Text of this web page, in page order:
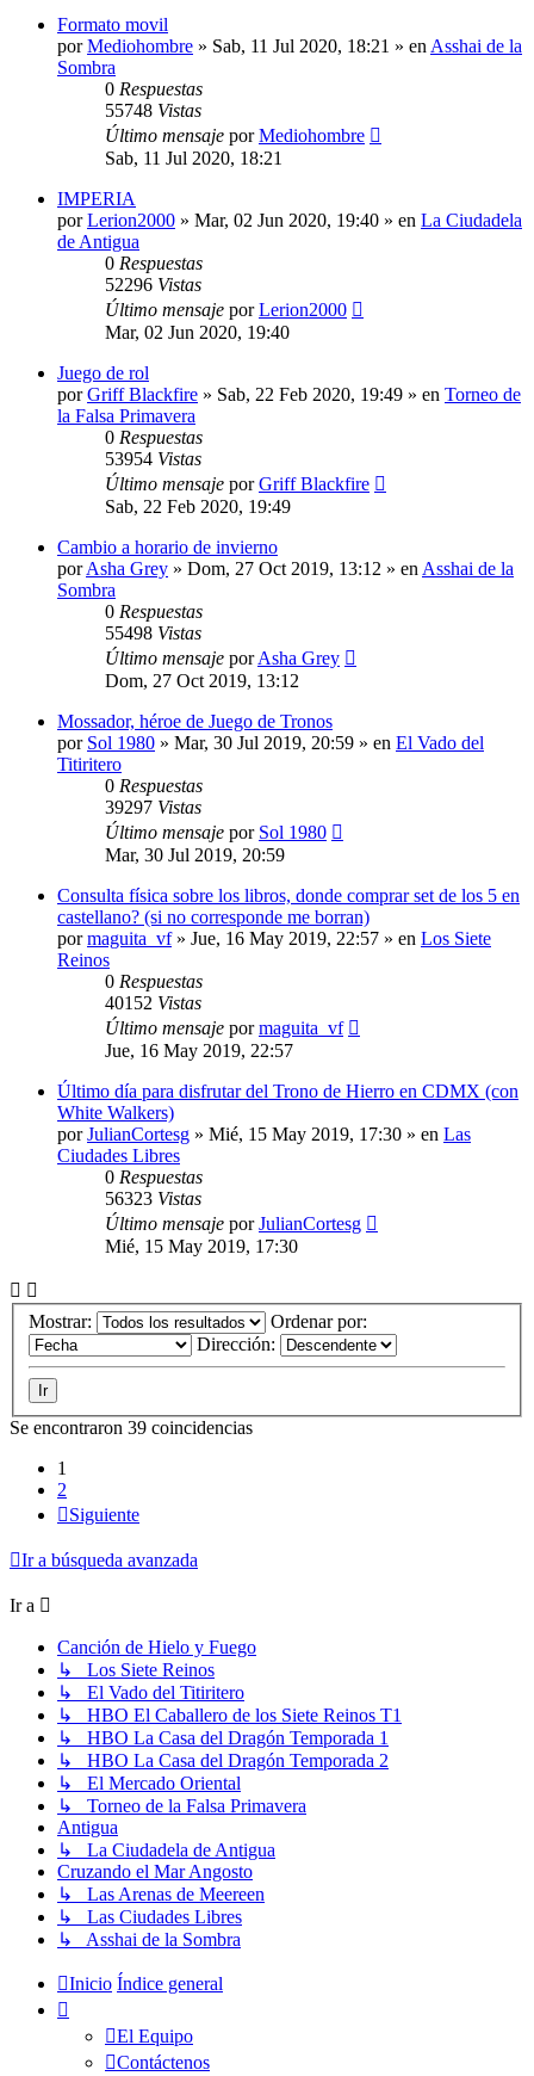
Formato movil
porMediohombre » Sab, 11 Jul 2020, 18:21 » en Asshai de la
Sombra
0 Respuestas
55748 Vistas
Último mensaje porMediohombre
Sab, 11 Jul 2020, 18:21
IMPERIA
porLerion2000 » Mar, 02 Jun 2020, 19:40 » en La Ciudadela
de Antigua
0 Respuestas
52296 Vistas
Último mensaje porLerion2000
Mar, 02 Jun 2020, 19:40
Juego de rol
porGriff Blackfire » Sab, 22 Feb 2020, 19:49 » en Torneo de
la Falsa Primavera
0 Respuestas
53954 Vistas
Último mensaje porGriff Blackfire
Sab, 22 Feb 2020, 19:49
Cambio a horario de invierno
porAsha Grey » Dom, 27 Oct 2019, 13:12 » en Asshai de la
Sombra
0 Respuestas
55498 Vistas
Último mensaje porAsha Grey
Dom, 27 Oct 2019, 13:12
Mossador, héroe de Juego de Tronos
por Sol 1980 » Mar, 30 Jul 2019, 20:59 » en El Vado del
Titiritero
0 Respuestas
39297 Vistas
Último mensaje por Sol 1980
Mar, 30 Jul 2019, 20:59
Consulta física sobre los libros, donde comprar set de los 5 en
castellano? (si no corresponde me borran)
pormaguita_vf» Jue, 16 May 2019, 22:57 » en Los Siete
Reinos
0 Respuestas
40152 Vistas
Último mensaje pormaguita_vf
Jue, 16 May 2019, 22:57
Último día para disfrutar del Trono de Hierro en CDMX (con
White Walkers)
porJulianCortesg » Mié, 15 May 2019, 17:30 » en Las
Ciudades Libres
0 Respuestas
56323 Vistas
Último mensaje porJulianCortesg
Mié, 15 May 2019, 17:30
Mostrar:
Ordenar por:
Dirección:
Se encontraron 39 coincidencias
1
2
Siguiente
Ir a búsqueda avanzada
Ir a
Canción de Hielo y Fuego
↳ Los Siete Reinos
↳ El Vado del Titiritero
↳ HBO El Caballero de los Siete Reinos T1
↳ HBO La Casa del Dragón Temporada 1
↳ HBO La Casa del Dragón Temporada 2
↳ El Mercado Oriental
↳ Torneo de la Falsa Primavera
Antigua
↳ La Ciudadela de Antigua
Cruzando el Mar Angosto
↳ Las Arenas de Meereen
↳ Las Ciudades Libres
↳ Asshai de la Sombra
Inicio Índice general
El Equipo
Contáctenos